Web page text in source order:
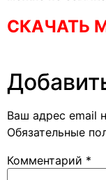
СКАЧАТЬ
Ваш адрес email
Обязательные
Комментарий *